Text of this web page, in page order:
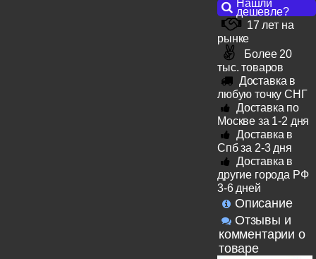
Нашли
дешевле?
17 лет на
рынке
Более 20
тыс. товаров
Доставка в
любую точку СНГ
Доставка по
Москве за 1-2 дня
Доставка в
Спб за 2-3 дня
Доставка в
другие города РФ
3-6 дней
Описание
Отзывы и
комментарии о
товаре